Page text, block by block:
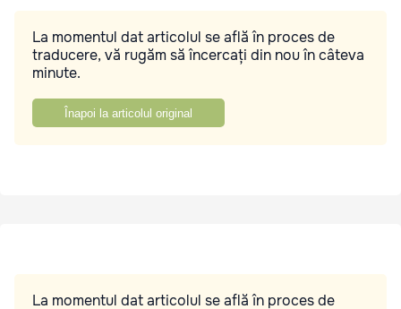
La momentul dat articolul se află în proces de
traducere, vă rugăm să încercați din nou în câteva
minute.
Înapoi la articolul original
La momentul dat articolul se află în proces de